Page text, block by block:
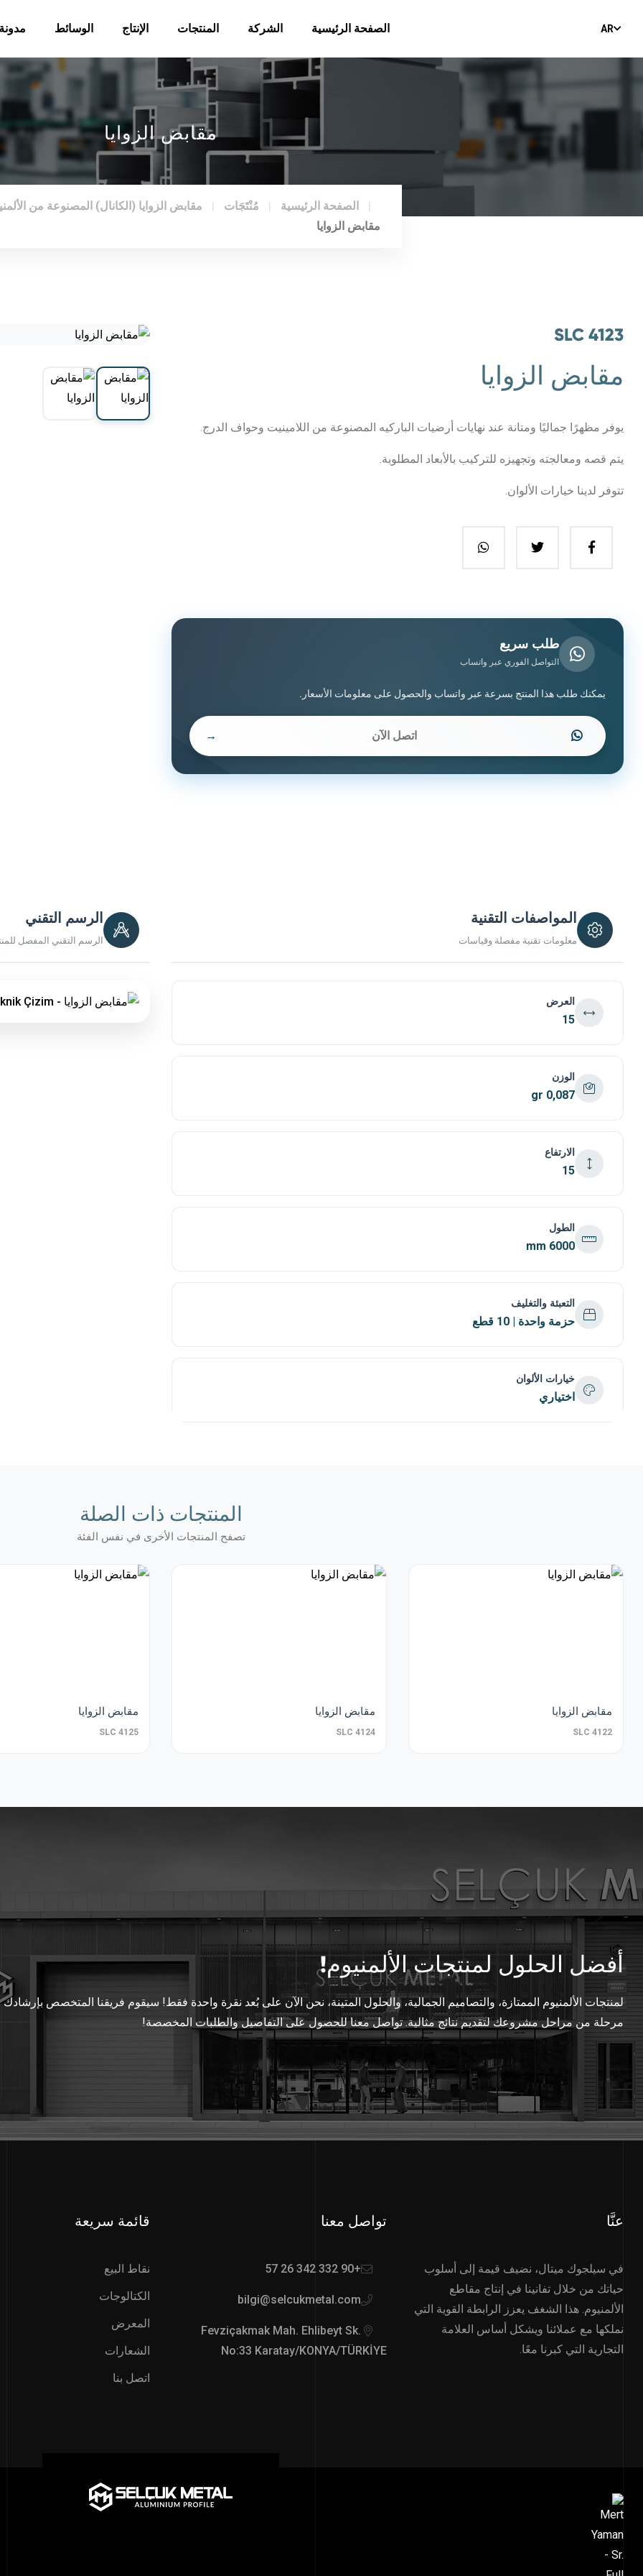
الصفحة الرئيسية الشركة المنتجات الإنتاج الوسائط AR
مقابض الزوايا
الصفحة الرئيسية مُنْتَجَات
مقابض الزوايا (الكانال) المصنوعة من
مقابض الزوايا
SLC 4123
مقابض الزوايا
يوفر مظهرًا جماليًا ومتانة عند نهايات أرضيات الباركيه المصنوعة من اللامينيت وحواف الدرج.
يتم قصه ومعالجته وتجهيزه للتركيب بالأبعاد المطلوبة.
تتوفر لدينا خيارات الألوان.
طلب سريع
التواصل الفوري عبر واتساب
يمكنك طلب هذا المنتج بسرعة عبر واتساب والحصول على معلومات الأسعار.
اتصل الآن →
المواصفات التقنية
معلومات تقنية مفصلة وقياسات
العرض
15
الوزن
0,087 gr
الارتفاع
15
الطول
6000 mm
التعبئة والتغليف
حزمة واحدة | 10 قطع
خيارات الألوان
اختياري
الرسم التقني
الرسم التقني المفصل
المنتجات ذات الصلة
تصفح المنتجات الأخرى في نفس الفئة
مقابض الزوايا
SLC 4122
مقابض الزوايا
SLC 4124
مقابض الزوايا
SLC 4125
أفضل الحلول لمنتجات الألمنيوم!
لمنتجات الألمنيوم الممتازة، والتصاميم الجمالية، والحلول المتينة، نحن الآن على بُعد نقرة واحدة فقط! سيقوم فريقنا المتخصص
مرحلة من مراحل مشروعك لتقديم نتائج مثالية. تواصل معنا للحصول على التفاصيل والطلبات المخصصة!
عنَّا
في سيلجوك ميتال، نضيف قيمة إلى أسلوب
حياتك من خلال تفانينا في إنتاج مقاطع
الألمنيوم. هذا الشغف يعزز الرابطة القوية التي
نملكها مع عملائنا ويشكل أساس العلامة
التجارية التي كبرنا معًا.
تواصل معنا
+90 332 342 26 57
bilgi@selcukmetal.com
Fevziçakmak Mah. Ehlibeyt Sk.
No:33 Karatay/KONYA/TÜRKİYE
قائمة سريعة
نقاط البيع
الكتالوجات
المعرض
الشعارات
اتصل بنا